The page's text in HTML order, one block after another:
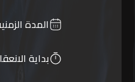
المدة
بداية